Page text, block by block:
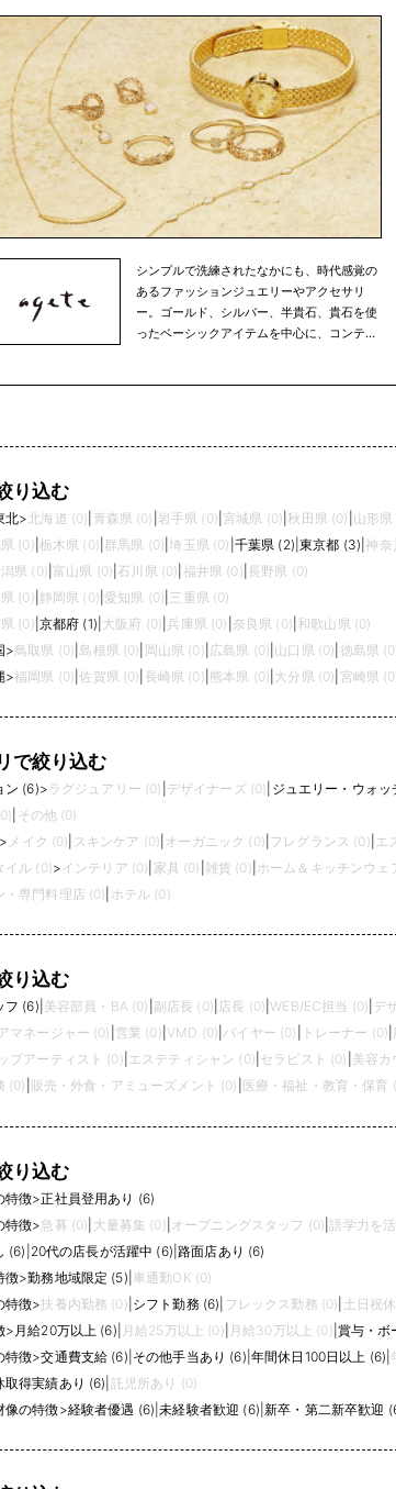
彩に展開。アガットは、その時々の女性の生
き方やファッションといった時代の流れを映
しながら、常に新しいファッションジュエリ
ーやアクセサリーを提案しています。
シンプルで洗練されたなかにも、時代感覚の
あるファッションジュエリーやアクセサリ
ー。ゴールド、シルバー、半貴石、貴石を使
ったベーシックアイテムを中心に、コンテン
り込む
北> 北海道 (0) 青森県 (0) 岩手県 (0) |宮城県 (0) |秋田県 (0) 山形県
(0) 栃木県 (0) 群馬県 (0) |埼玉県 (0) 千葉県 (2) |東京都 (3) |神奈
県 (0) |富山県 (0) 石川県 (0) 福井県 (0) 長野県 (0)
(0) 静岡県 (0) |愛知県 (0) 三重県 (0)
(0) 京都府 (1) 大阪府 (0) |兵庫県 (0) 奈良県 (0) |和歌山県 (0)
>鳥取県 (0) |島根県 (0) 岡山県 (0) 広島県 (0) 山口県 (0) 徳島県
>福岡県 (0) |佐賀県 (0) 長崎県 (0) 熊本県 (0) 大分県 (0) 宮崎県
で絞り込む
ン (6)> ラグジュアリー (0) デザイナーズ (0) ジュエリー・ウォッ
その他 (0)
> メイク (0) スキンケア (0) オーガニック (0) フレグランス (0) エ
イル (0)> インテリア (0) 家具 (0) 雑貨 (0) ホーム＆キッチンウェ
・専門料理店 (0) ホテル (0)
り込む
フ (6) 美容部員・BA (0) 副店長 (0) 店長 (0) WEB/EC担当 (0) デ
マネージャー (0) 営業 (0) VMD (0) |バイヤー (0) トレーナー (0)
プアーティスト (0) エステティシャン (0) セラピスト (0) 美容カ
(0) 販売・外食・アミューズメント (0) 医療・福祉・教育・保育
り込む
特徴>正社員登用あり (6)
特徴>急募 (0) 大量募集 (0) オープニングスタッフ (0) |語学力を
(6) 20代の店長が活躍中 (6) |路面店あり (6)
徴>勤務地域限定 (5) 車通勤OK (0)
特徴>扶養内勤務 (0) シフト勤務 (6) フレックス勤務 (0) 土日祝
> 月給20万以上 (6) 月給25万以上 (0) 月給30万以上 (0) 賞与・ボ
特徴>交通費支給 (6) その他手当あり (6) 年間休日100日以上 (6)
取得実績あり (6) 託児所あり (0)
像の特徴>経験者優遇 (6) |未経験者歓迎 (6) |新卒・第二新卒歓迎